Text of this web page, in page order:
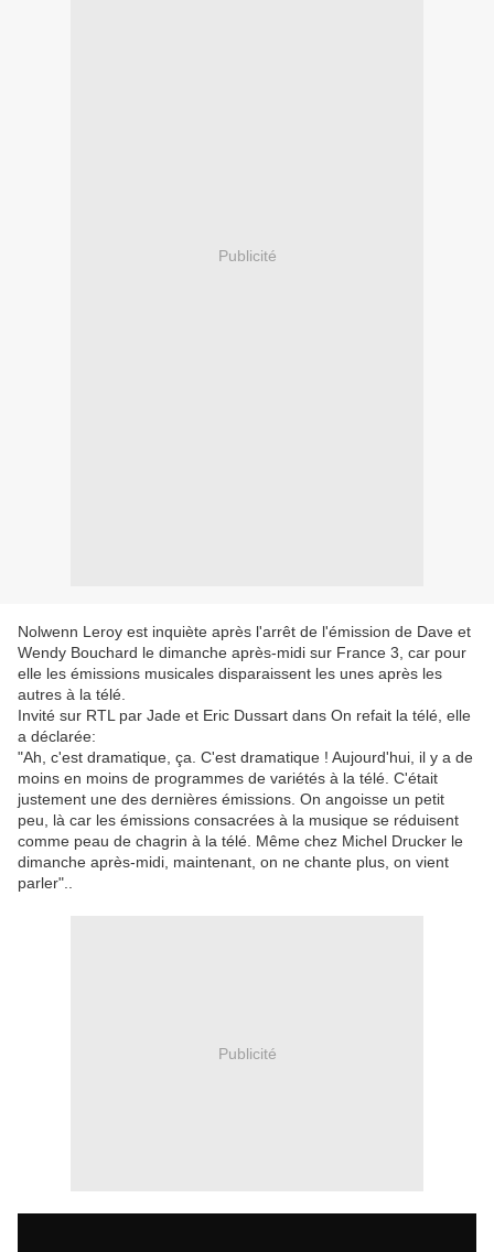
Publicité
Nolwenn Leroy est inquiète après l'arrêt de l'émission de Dave et
Wendy Bouchard le dimanche après-midi sur France 3, car pour
elle les émissions musicales disparaissent les unes après les
autres à la télé.
Invité sur RTL par Jade et Eric Dussart dans On refait la télé, elle
a déclarée:
"Ah, c'est dramatique, ça. C'est dramatique ! Aujourd'hui, il y a de
moins en moins de programmes de variétés à la télé. C'était
justement une des dernières émissions. On angoisse un petit
peu, là car les émissions consacrées à la musique se réduisent
comme peau de chagrin à la télé. Même chez Michel Drucker le
dimanche après-midi, maintenant, on ne chante plus, on vient
parler"..
Publicité